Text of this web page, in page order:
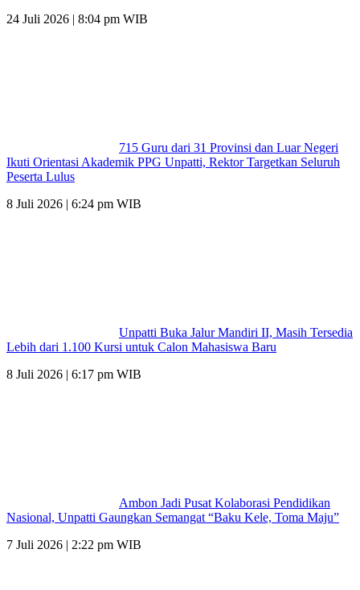
24 Juli 2026 | 8:04 pm WIB
715 Guru dari 31 Provinsi dan Luar Negeri
Ikuti Orientasi Akademik PPG Unpatti, Rektor Targetkan Seluruh
Peserta Lulus
8 Juli 2026 | 6:24 pm WIB
Unpatti Buka Jalur Mandiri II, Masih Tersedia
Lebih dari 1.100 Kursi untuk Calon Mahasiswa Baru
8 Juli 2026 | 6:17 pm WIB
Ambon Jadi Pusat Kolaborasi Pendidikan
Nasional, Unpatti Gaungkan Semangat “Baku Kele, Toma Maju”
7 Juli 2026 | 2:22 pm WIB